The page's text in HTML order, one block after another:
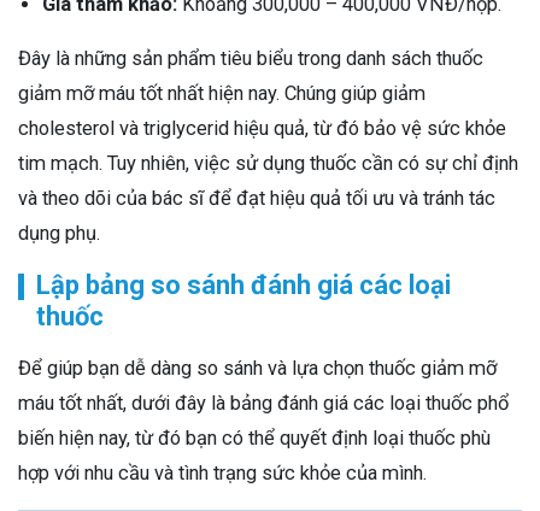
Đây là những sản phẩm tiêu biểu trong danh sách thuốc
giảm mỡ máu tốt nhất hiện nay. Chúng giúp giảm
cholesterol và triglycerid hiệu quả, từ đó bảo vệ sức khỏe
tim mạch. Tuy nhiên, việc sử dụng thuốc cần có sự chỉ định
và theo dõi của bác sĩ để đạt hiệu quả tối ưu và tránh tác
dụng phụ.
Lập bảng so sánh đánh giá các loại
thuốc
Để giúp bạn dễ dàng so sánh và lựa chọn thuốc giảm mỡ
máu tốt nhất, dưới đây là bảng đánh giá các loại thuốc phổ
biến hiện nay, từ đó bạn có thể quyết định loại thuốc phù
hợp với nhu cầu và tình trạng sức khỏe của mình.